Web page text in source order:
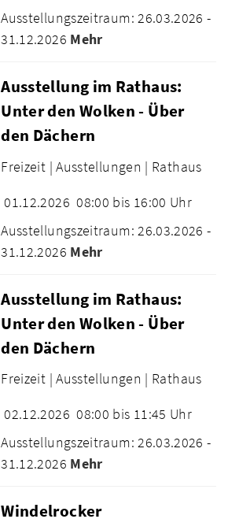
Ausstellungszeitraum: 26.03.2026 -
31.12.2026 Mehr
Ausstellung im Rathaus:
Unter den Wolken - Über
den Dächern
Freizeit | Ausstellungen | Rathaus
01.12.2026 08:00 bis 16:00 Uhr
Ausstellungszeitraum: 26.03.2026 -
31.12.2026 Mehr
Ausstellung im Rathaus:
Unter den Wolken - Über
den Dächern
Freizeit | Ausstellungen | Rathaus
02.12.2026 08:00 bis 11:45 Uhr
Ausstellungszeitraum: 26.03.2026 -
31.12.2026 Mehr
Windelrocker